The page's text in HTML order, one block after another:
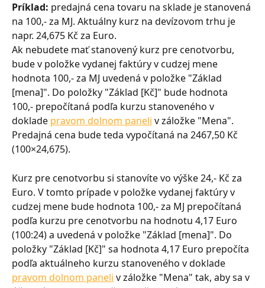
Príklad: predajná cena tovaru na sklade je stanovená
na 100,- za MJ. Aktuálny kurz na devízovom trhu je
napr. 24,675 Kč za Euro.
Ak nebudete mať stanovený kurz pre cenotvorbu,
bude v položke vydanej faktúry v cudzej mene
hodnota 100,- za MJ uvedená v položke "Základ
[mena]". Do položky "Základ [Kč]" bude hodnota
100,- prepočítaná podľa kurzu stanoveného v
doklade pravom dolnom paneli v záložke "Mena".
Predajná cena bude teda vypočítaná na 2467,50 Kč
(100×24,675).
Kurz pre cenotvorbu si stanovíte vo výške 24,- Kč za
Euro. V tomto prípade v položke vydanej faktúry v
cudzej mene bude hodnota 100,- za MJ prepočítaná
podľa kurzu pre cenotvorbu na hodnotu 4,17 Euro
(100:24) a uvedená v položke "Základ [mena]". Do
položky "Základ [Kč]" sa hodnota 4,17 Euro prepočíta
podľa aktuálneho kurzu stanoveného v doklade
pravom dolnom paneli v záložke "Mena" tak, aby sa v